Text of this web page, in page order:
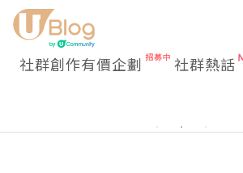
社群創作有價企劃 社群熱話